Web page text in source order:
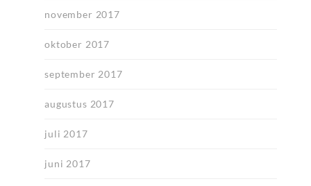
november 2017
oktober 2017
september 2017
augustus 2017
juli 2017
juni 2017